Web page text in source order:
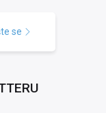
se